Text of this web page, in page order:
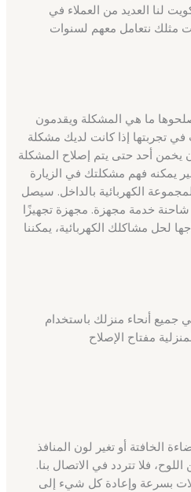
لنا العديد من العملاء في
مثلك نتعامل معهم لسنوات
ما هي المشكلة ويقدمون
تجربتها إذا كانت لديك مشكلة
يخمن أحد حتى يتم إصلاح المشكلة
يمكنه فهم مشكلتك في الزيارة
الكهربائية بالداخل. سيصل
خدمة مجهزة. مجهزة تجهيزًا
لحل مشاكلك الكهربائية، يمكننا
جميع أنحاء منزلك باستخدام
مفتاح الإصلاح
الخافتة أو تغير لون المنافذ
فلا تتردد في الاتصال بنا.
بسرعة وإعادة كل شيء إلى